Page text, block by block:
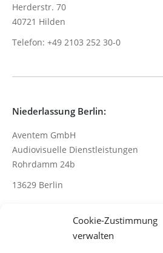
Cookie-Zustimmung
verwalten
Herderstr. 70
40721 Hilden
Telefon: +49 2103 252 30-0
Niederlassung Berlin:
Aventem GmbH
Audiovisuelle Dienstleistungen
Rohrdamm 24b
13629 Berlin
Telefon: +49 30 367005-70